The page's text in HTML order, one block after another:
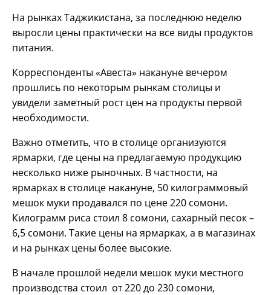
На рынках Таджикистана, за последнюю неделю
выросли цены практически на все виды продуктов
питания.
Корреспонденты «Авеста» накануне вечером
прошлись по некоторым рынкам столицы и
увидели заметный рост цен на продукты первой
необходимости.
Важно отметить, что в столице организуются
ярмарки, где цены на предлагаемую продукцию
несколько ниже рыночных. В частности, на
ярмарках в столице накануне, 50 килограммовый
мешок муки продавался по цене 220 сомони.
Килограмм риса стоил 8 сомони, сахарный песок –
6,5 сомони. Такие цены на ярмарках, а в магазинах
и на рынках цены более высокие.
В начале прошлой недели мешок муки местного
производства стоил от 220 до 230 сомони,